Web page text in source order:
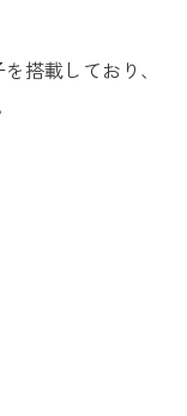
搭載しており、